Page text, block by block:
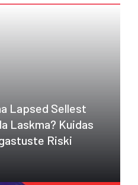
Lapsed Sellest
Laskma? Kuidas
Riski